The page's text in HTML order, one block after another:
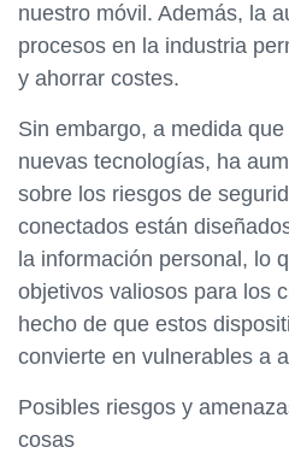
nuestro móvil. Además, la
procesos en la industria
y ahorrar costes.
Sin embargo, a medida
nuevas tecnologías, ha
sobre los riesgos de
conectados están
la información personal, lo
objetivos valiosos para los
hecho de que estos
convierte en vulnerables a
Posibles riesgos y
cosas